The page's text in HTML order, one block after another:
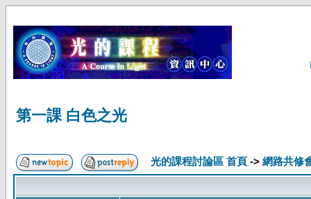
第一課 白色之光
光的課程討論區 首頁 -> 網路共修